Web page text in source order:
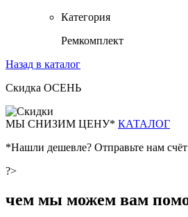
Категория
Ремкомплект
Назад в каталог
Скидка ОСЕНЬ
МЫ СНИЗИМ ЦЕНУ* КАТАЛОГ
*Нашли дешевле? Отправьте нам
?>
чем мы можем вам